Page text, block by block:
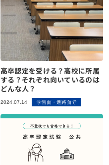
高卒認定を受ける？高校に所属
する？それぞれ向いているのは
どんな人？
2024.07.14 学習面・進路面で